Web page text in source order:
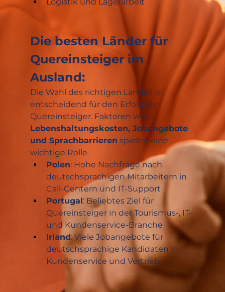
Die besten Länder für
Quereinsteiger im
Ausland:
Die Wahl des richtigen Landes ist
entscheidend für den Erfolg als
Quereinsteiger. Faktoren wie
Lebenshaltungskosten, Jobangebote
und Sprachbarrieren spielen eine
wichtige Rolle.
Polen: Hohe Nachfrage nach
deutschsprachigen Mitarbeitern in
Call-Centern und IT-Support
Portugal: Beliebtes Ziel für
Quereinsteiger in der Tourismus-, IT-
und Kundenservice-Branche
Irland: Viele Jobangebote für
deutschsprachige Kandidaten in
Kundenservice und Vertrieb